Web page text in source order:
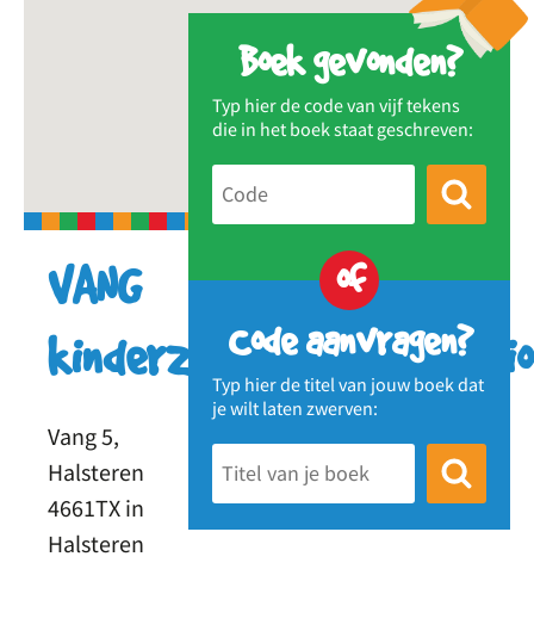
Boek gevonden?
Typ hier de code van vijf tekens
die in het boek staat geschreven:
of
Code aanvragen?
Typ hier de titel van jouw boek dat
je wilt laten zwerven:
VANG
Vang 5,
Halsteren
4661TX in
Halsteren